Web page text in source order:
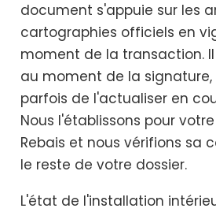
document s'appuie sur les
cartographies officiels en
moment de la transaction.
au moment de la
parfois de l'actualiser en
Nous l'établissons pour
Rebais et nous vérifions sa
le reste de votre dossier.
L'état de l'installation